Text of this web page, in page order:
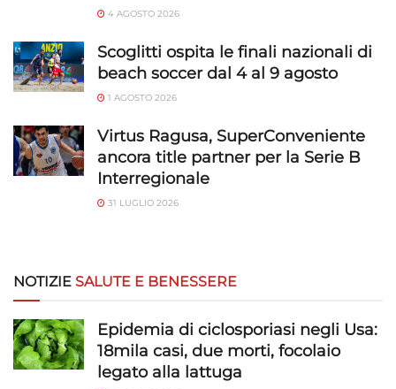
4 AGOSTO 2026
Scoglitti ospita le finali nazionali di
beach soccer dal 4 al 9 agosto
1 AGOSTO 2026
Virtus Ragusa, SuperConveniente
ancora title partner per la Serie B
Interregionale
31 LUGLIO 2026
NOTIZIE SALUTE E BENESSERE
Epidemia di ciclosporiasi negli Usa:
18mila casi, due morti, focolaio
legato alla lattuga